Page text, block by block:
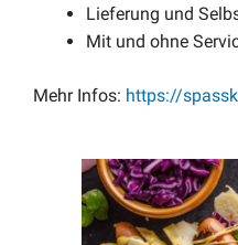
Lieferung und
Mit und ohne
Mehr Infos: https://